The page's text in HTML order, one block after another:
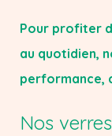
Pour profiter
au quotidien,
performance,
Nos